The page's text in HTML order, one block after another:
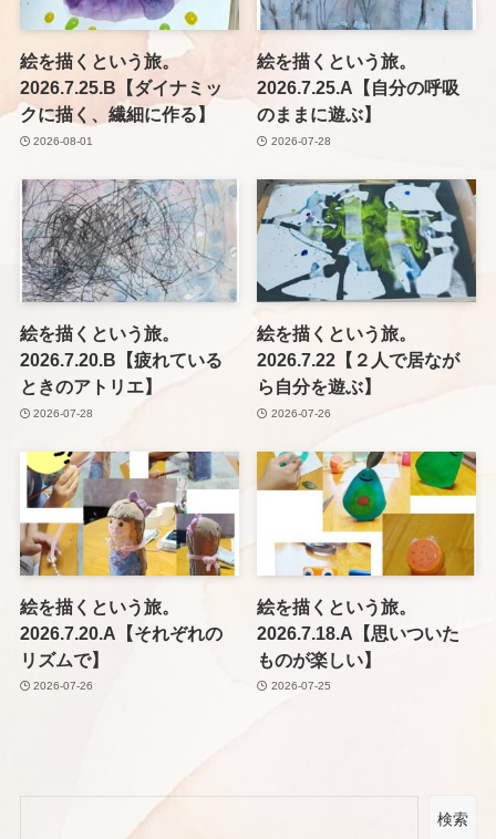
絵を描くという旅。
2026.7.25.B【ダイナミッ
クに描く、繊細に作る】
2026-08-01
絵を描くという旅。
2026.7.25.A【自分の呼吸
のままに遊ぶ】
2026-07-28
絵を描くという旅。
2026.7.20.B【疲れている
ときのアトリエ】
2026-07-28
絵を描くという旅。
2026.7.22【２人で居なが
ら自分を遊ぶ】
2026-07-26
絵を描くという旅。
2026.7.20.A【それぞれの
リズムで】
2026-07-26
絵を描くという旅。
2026.7.18.A【思いついた
ものが楽しい】
2026-07-25
検索